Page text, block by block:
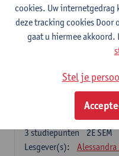
Italiano: Grammatica e
2E SEM
3studiepunten
Lesgever(s):
Annelies
1E SEM
studiepunten
Italiano:
2E SEM
3studiepunten
Lesgever(s):
cookies. Uw internetgedrag
deze tracking cookies Door
gaat u hiermee akkoord.
Stel je